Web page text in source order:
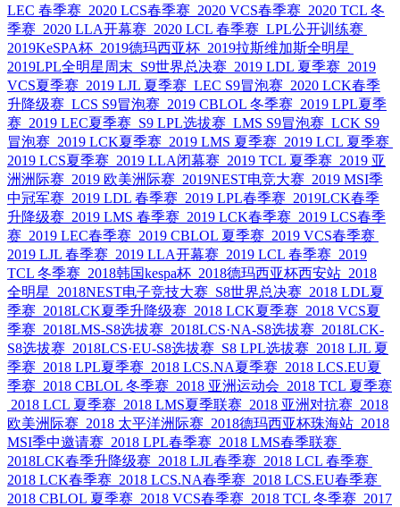
LEC 春季赛 2020 LCS春季赛 2020 VCS春季赛 2020 TCL 冬
季赛 2020 LLA开幕赛 2020 LCL 春季赛 LPL公开训练赛
2019KeSPA杯 2019德玛西亚杯 2019拉斯维加斯全明星
2019LPL全明星周末 S9世界总决赛 2019 LDL 夏季赛 2019
VCS夏季赛 2019 LJL 夏季赛 LEC S9冒泡赛 2020 LCK春季
升降级赛 LCS S9冒泡赛 2019 CBLOL 冬季赛 2019 LPL夏季
赛 2019 LEC夏季赛 S9 LPL选拔赛 LMS S9冒泡赛 LCK S9
冒泡赛 2019 LCK夏季赛 2019 LMS 夏季赛 2019 LCL 夏季赛
2019 LCS夏季赛 2019 LLA闭幕赛 2019 TCL 夏季赛 2019 亚
洲洲际赛 2019 欧美洲际赛 2019NEST电竞大赛 2019 MSI季
中冠军赛 2019 LDL 春季赛 2019 LPL春季赛 2019LCK春季
升降级赛 2019 LMS 春季赛 2019 LCK春季赛 2019 LCS春季
赛 2019 LEC春季赛 2019 CBLOL 夏季赛 2019 VCS春季赛
2019 LJL 春季赛 2019 LLA开幕赛 2019 LCL 春季赛 2019
TCL 冬季赛 2018韩国kespa杯 2018德玛西亚杯西安站 2018
全明星
2018NEST电子竞技大赛 S8世界总决赛 2018 LDL夏
季赛 2018LCK夏季升降级赛 2018 LCK夏季赛 2018 VCS夏
季赛 2018LMS-S8选拔赛 2018LCS·NA-S8选拔赛 2018LCK-
S8选拔赛 2018LCS·EU-S8选拔赛 S8 LPL选拔赛 2018 LJL 夏
季赛 2018 LPL夏季赛 2018 LCS.NA夏季赛 2018 LCS.EU夏
季赛 2018 CBLOL 冬季赛 2018 亚洲运动会 2018 TCL 夏季赛
2018 LCL 夏季赛 2018 LMS夏季联赛 2018 亚洲对抗赛 2018
欧美洲际赛 2018 太平洋洲际赛 2018德玛西亚杯珠海站 2018
MSI季中邀请赛 2018 LPL春季赛 2018 LMS春季联赛
2018LCK春季升降级赛 2018 LJL春季赛 2018 LCL 春季赛
2018 LCK春季赛 2018 LCS.NA春季赛 2018 LCS.EU春季赛
2018 CBLOL 夏季赛 2018 VCS春季赛 2018 TCL 冬季赛 2017